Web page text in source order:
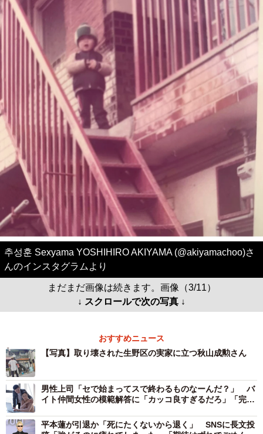
추성훈 Sexyama YOSHIHIRO AKIYAMA (@akiyamachoo)さ
んのインスタグラムより
まだまだ画像は続きます。画像（3/11）
↓ スクロールで次の写真 ↓
おすすめニュース
【写真】取り壊された生野区の実家に立つ秋山成勲さん
男性上司「セで始まってスで終わるものなーんだ？」 バ
イト仲間女性の模範解答に「カッコ良すぎるだろ」「完璧
平本蓮が引退か「死にたくないから退く」 SNSに長文投